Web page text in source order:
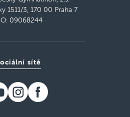
1511/3, 170 00 Praha 7
09068244
sítě